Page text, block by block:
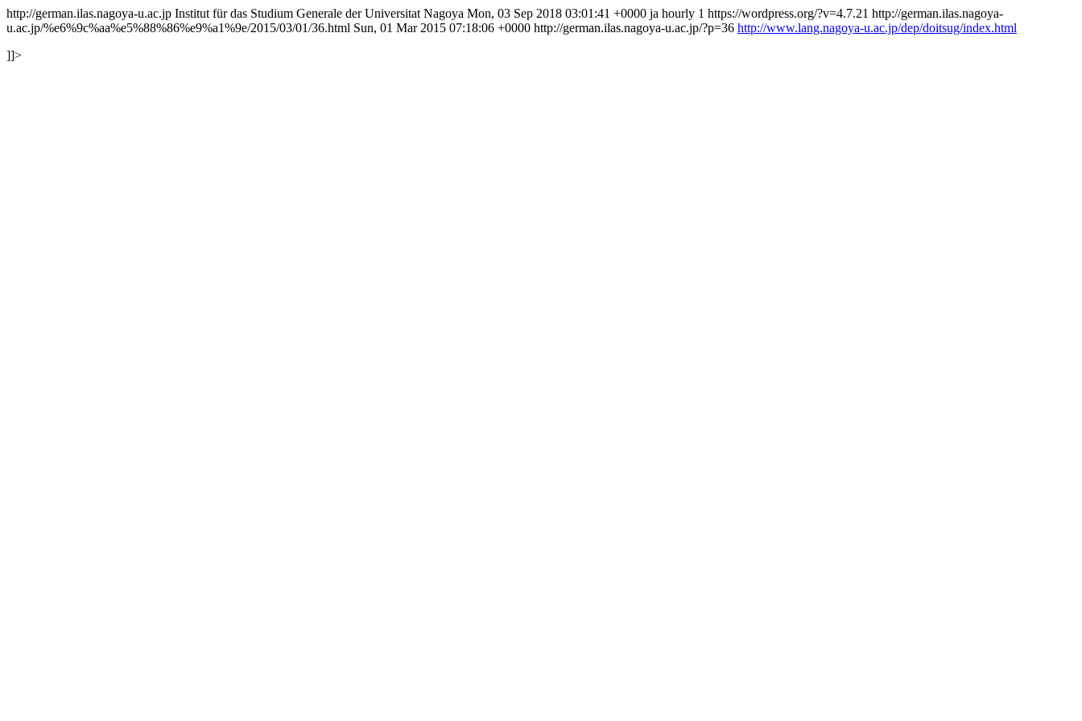
http://german.ilas.nagoya-u.ac.jp Institut für das Studium Generale der Universitat Nagoya Mon, 03 Sep 2018 03:01:41 +0000 ja hourly 1 https://wordpress.org/?v=4.7.21 http://german.ilas.nagoya-
u.ac.jp/%e6%9c%aa%e5%88%86%e9%a1%9e/2015/03/01/36.html Sun, 01 Mar 2015 07:18:06 +0000 http://german.ilas.nagoya-u.ac.jp/?p=36 http://www.lang.nagoya-u.ac.jp/dep/doitsug/index.html
]]>